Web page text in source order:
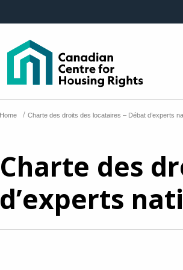
Home /Charte des droits des locataires – Débat d’experts
Charte des
d’experts